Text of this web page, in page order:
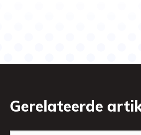
Gerelateerde